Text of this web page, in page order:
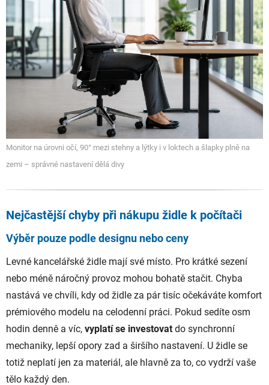
Monitor na úrovni očí, 90° mezi stehny a lýtky i v loktech a šlapky plně na
zemi – správné nastavení dělá divy
Nejčastější chyby při nákupu židle k počítači
Výběr pouze podle designu nebo ceny
Levné kancelářské židle mají své místo. Pro krátké sezení
nebo méně náročný provoz mohou bohatě stačit. Chyba
nastává ve chvíli, kdy od židle za pár tisíc očekáváte komfort
prémiového modelu na celodenní práci. Pokud sedíte osm
hodin denně a víc, vyplatí se investovat do synchronní
mechaniky, lepší opory zad a širšího nastavení. U židle se
totiž neplatí jen za materiál, ale hlavně za to, co vydrží vaše
tělo každý den.